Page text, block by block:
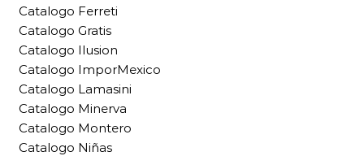
Catalogo Ferreti
Catalogo Gratis
Catalogo Ilusion
Catalogo ImporMexico
Catalogo Lamasini
Catalogo Minerva
Catalogo Montero
Catalogo Niñas